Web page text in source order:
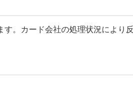
。カード会社の処理状況により